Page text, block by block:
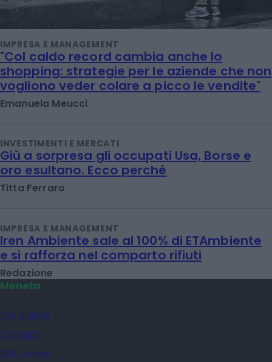
IMPRESA E MANAGEMENT
"Col caldo record cambia anche lo
shopping: strategie per le aziende che non
vogliono veder colare a picco le vendite"
Emanuela Meucci
INVESTIMENTI E MERCATI
Giù a sorpresa gli occupati Usa, Borse e
oro esultano. Ecco perché
Titta Ferraro
IMPRESA E MANAGEMENT
Iren Ambiente sale al 100% di ETAmbiente
e si rafforza nel comparto rifiuti
Redazione
Moneta
Chi siamo
Contatti
Diffusione